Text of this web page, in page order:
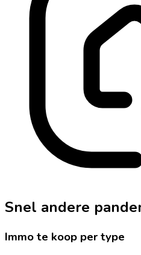
Snel andere
Immo te koop per type